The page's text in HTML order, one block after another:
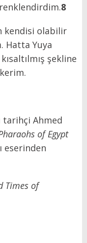
8
kendisi olabilir
Hatta Yuya
şekline
tarihçi Ahmed
of Egypt
eserinden
Times of